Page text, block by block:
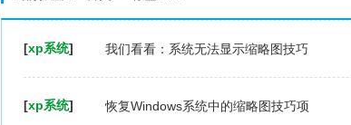
[xp系统] 我们看看：系统无法显示缩略图技巧
[xp系统] 恢复Windows系统中的缩略图技巧项